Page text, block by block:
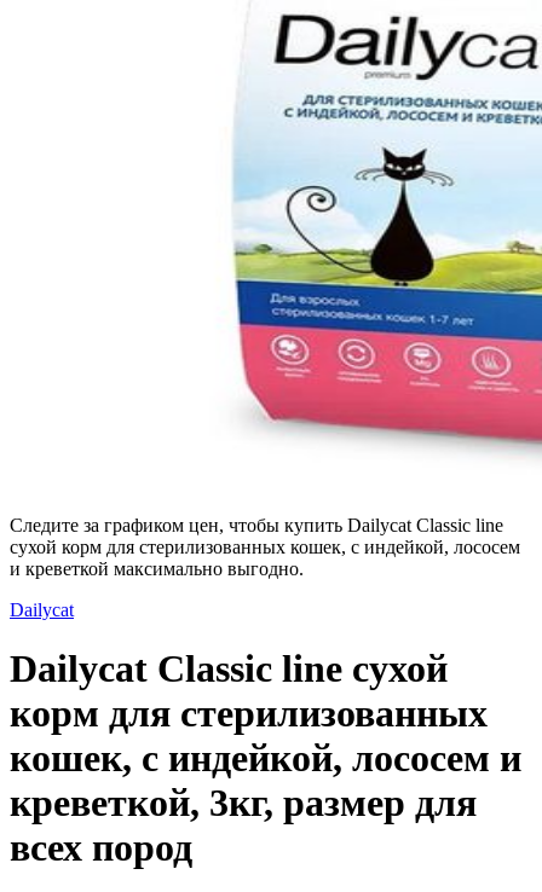
Следите за графиком цен, чтобы купить Dailycat Classic line
сухой корм для стерилизованных кошек, с индейкой, лососем
и креветкой максимально выгодно.
Dailycat
Dailycat Classic line сухой
корм для стерилизованных
кошек, с индейкой, лососем и
креветкой, 3кг, размер для
всех пород